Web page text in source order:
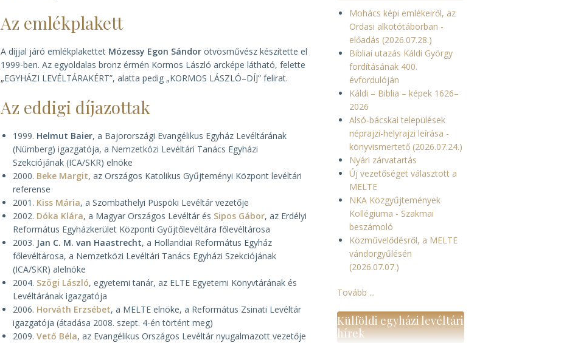
Az emlékplakett
A díjjal járó emlékplakettet Mózessy Egon Sándor ötvösművész készítette el
1999-ben. Az egyoldalas bronz érmén Kormos László arcképe látható, felette
„EGYHÁZI LEVÉLTÁRAKÉRT”, alatta pedig „KORMOS LÁSZLÓ–DÍJ” felirat.
Az eddigi díjazottak
1999. Helmut Baier, a Bajorországi Evangélikus Egyház Levéltárának
(Nürnberg) igazgatója, a Nemzetközi Levéltári Tanács Egyházi
Szekciójának (ICA/SKR) elnöke
2000. Beke Margit, az Országos Katolikus Gyűjteményi Központ levéltári
referense
2001. Kiss Mária, a Szombathelyi Püspöki Levéltár vezetője
2002. Dóka Klára, a Magyar Országos Levéltár és Sipos Gábor, az Erdélyi
Református Egyházkerület Központi Gyűjtőlevéltára főlevéltárosa
2003. Jan C. M. van Haastrecht, a Hollandiai Református Egyház
főlevéltárosa, a Nemzetközi Levéltári Tanács Egyházi Szekciójának
(ICA/SKR) alelnöke
2004. Szögi László, egyetemi tanár, az ELTE Egyetemi Könyvtárának és
Levéltárának igazgatója
2006. Horváth Erzsébet, a MELTE elnöke, a Református Zsinati Levéltár
igazgatója (átadása 2008. szept. 4-én történt meg)
2009.Vető Béla, az Evangélikus Országos Levéltár nyugalmazott vezetője
Mohács képi emlékeiről, az
Ordasi alkotótáborban -
előadás (2026.07.28.)
Bibliai utazás Káldi György
fordításának 400.
évfordulóján
Káldi – Biblia – képek 1626–
2026
Alsó-bácskai települések
néprajzi-helyrajzi leírása -
könyvismertető (2026.07.24.)
Nyári zárvatartás
Új vezetőséget választott a
MELTE
NKA Közgyűjtemények
Kollégiuma - Szakmai
beszámoló
Közművelődésről, a MELTE
vándorgyűlésén
(2026.07.07.)
Tovább ...
Külföldi egyházi levéltári
hírek